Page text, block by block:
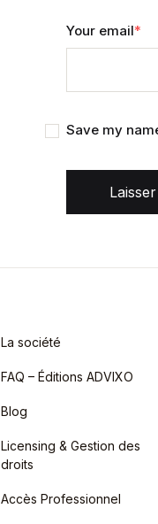
Your email*
Save my
La société
FAQ – Éditions ADVIXO
Blog
Licensing & Gestion des
droits
Accès Professionnel